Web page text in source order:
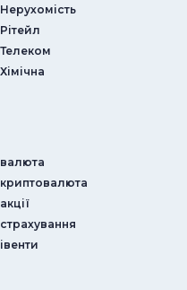
Нерухомість
Рітейл
Телеком
Хімічна
валюта
криптовалюта
акції
страхування
iвенти